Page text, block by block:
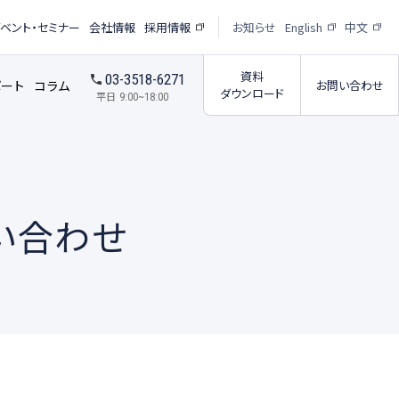
ト コラム 03-3518-6271
平日 9:00~18:00
資料
ダウンロード
お問い合わせ
ント・セミナー 会社情報 採用情報 お知らせ English 中文
サービス
合わせ